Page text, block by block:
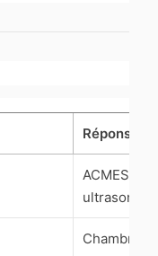
Réponse
ultrasons
Chambre